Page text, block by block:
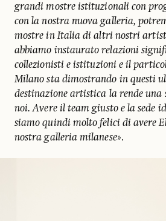
grandi mostre istituzionali con
con la nostra nuova galleria,
mostre in Italia di altri nostri
abbiamo instaurato relazioni
collezionisti e istituzioni e il
Milano sta dimostrando in questi
destinazione artistica la rende una
noi. Avere il team giusto e la sede
siamo quindi molto felici di avere
nostra galleria milanese».